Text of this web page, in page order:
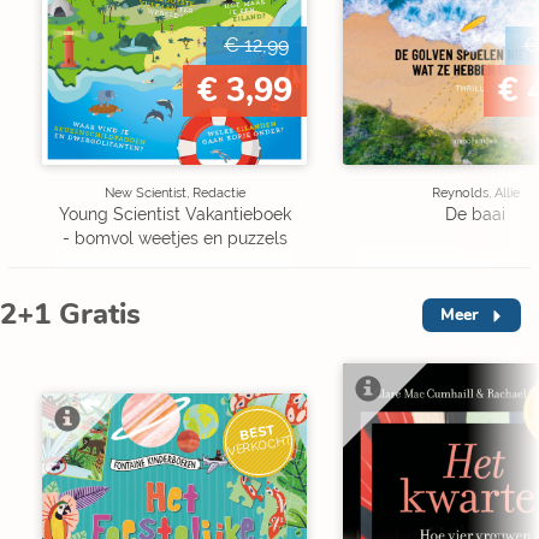
€ 12,99
€ 3,99
New Scientist, Redactie
Young Scientist Vakantieboek
- bomvol weetjes en puzzels
€
€
Reynolds, Allie
De baai
2+1 Gratis Meer
BEST
VERKOCHT